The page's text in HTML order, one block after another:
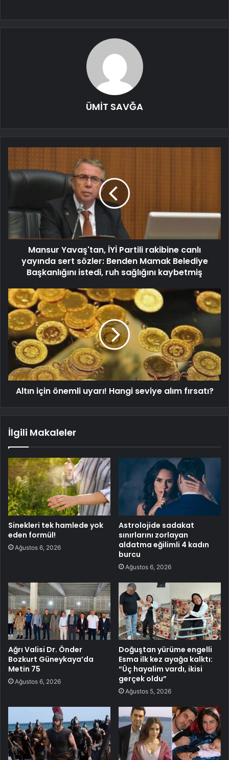
ÜMİT SAVĞA
Mansur Yavaş'tan, İYİ Partili rakibine canlı
yayında sert sözler: Benden Mamak Belediye
Başkanlığını istedi, ruh sağlığını kaybetmiş
Altın için önemli uyarı! Hangi seviye alım fırsatı?
İlgili Makaleler
Sinekleri tek hamlede yok
eden formül!
Ağustos 6, 2026
Astrolojide sadakat
sınırlarını zorlayan
aldatma eğilimli 4 kadın
burcu
Ağustos 6, 2026
Ağrı Valisi Dr. Önder
Bozkurt Güneykaya’da
Metin 75
Ağustos 6, 2026
Doğuştan yürüme engelli
Esma ilk kez ayağa kalktı:
“Üç hayalim vardı, ikisi
gerçek oldu”
Ağustos 5, 2026